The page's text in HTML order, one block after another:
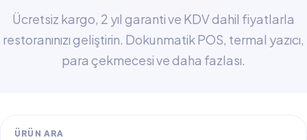
Ücretsiz kargo, 2 yıl garanti ve KDV dahil fiyatlarla
restoranınızı geliştirin. Dokunmatik POS, termal yazıcı,
para çekmecesi ve daha fazlası.
ÜRÜN ARA